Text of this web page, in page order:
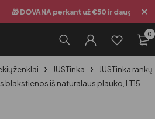
🎁 DOVANA perkant už €50 ir daugiau
0
ženklai JUSTinka
JUSTinka rankų
iš natūralaus plauko, LT15